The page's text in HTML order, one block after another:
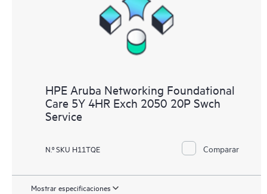
HPE Aruba Networking Foundational
Care 5Y 4HR Exch 2050 20P Swch
Service
N.º SKU H11TQE Comparar
Mostrar especificaciones